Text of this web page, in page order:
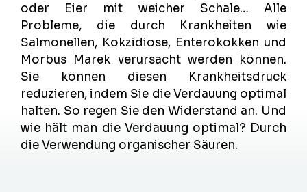
oder Eier mit weicher Schale… Alle
Probleme, die durch Krankheiten wie
Salmonellen, Kokzidiose, Enterokokken und
Morbus Marek verursacht werden können.
Sie können diesen Krankheitsdruck
reduzieren, indem Sie die Verdauung optimal
halten. So regen Sie den Widerstand an. Und
wie hält man die Verdauung optimal? Durch
die Verwendung organischer Säuren.